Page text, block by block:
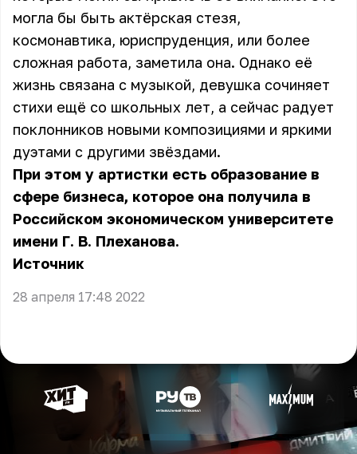
могла бы быть актёрская стезя,
космонавтика, юриспруденция, или более
сложная работа, заметила она. Однако её
жизнь связана с музыкой, девушка сочиняет
стихи ещё со школьных лет, а сейчас радует
поклонников новыми композициями и яркими
дуэтами с другими звёздами.
При этом у артистки есть образование в
сфере бизнеса, которое она получила в
Российском экономическом университете
имени Г. В. Плеханова.
Источник
28 апреля 17:48 2022